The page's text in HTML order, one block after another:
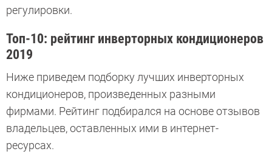
регулировки.
Топ-10: рейтинг инверторных кондиционеров
2019
Ниже приведем подборку лучших инверторных
кондиционеров, произведенных разными
фирмами. Рейтинг подбирался на основе отзывов
владельцев, оставленных ими в интернет-
ресурсах.